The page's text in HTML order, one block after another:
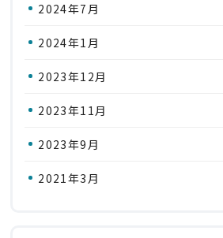
2024年7月
2024年1月
2023年12月
2023年11月
2023年9月
2021年3月